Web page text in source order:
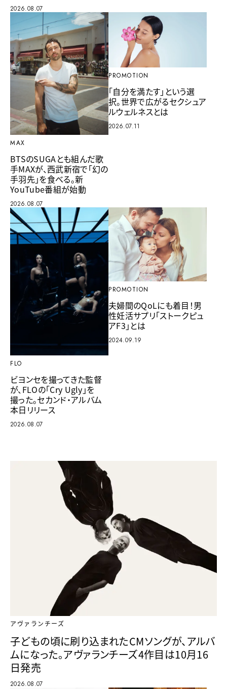
2026.08.07
MAX
BTSのSUGAとも組んだ歌
手MAXが、西武新宿で「幻の
手羽先」を食べる。新
YouTube番組が始動
2026.08.07
PROMOTION
「自分を満たす」という選
択。世界で広がるセクシュア
ルウェルネスとは
2026.07.11
FLO
ビヨンセを撮ってきた監督
が、FLOの「Cry Ugly」を
撮った。セカンド・アルバム
本日リリース
2026.08.07
PROMOTION
夫婦間のQoLにも着目！男
性妊活サプリ「ストークピュ
アF3」とは
2024.09.19
アヴァランチーズ
子どもの頃に刷り込まれたCMソングが、アルバ
ムになった。アヴァランチーズ4作目は10月16
日発売
2026.08.07